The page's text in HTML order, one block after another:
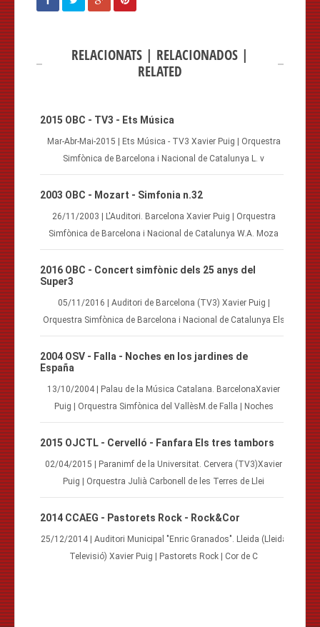
RELACIONATS | RELACIONADOS |
RELATED
2015 OBC - TV3 - Ets Música
Mar-Abr-Mai-2015 | Ets Música - TV3 Xavier Puig | Orquestra
Simfònica de Barcelona i Nacional de Catalunya L. v
2003 OBC - Mozart - Simfonia n.32
26/11/2003 | L'Auditori. Barcelona Xavier Puig | Orquestra
Simfònica de Barcelona i Nacional de Catalunya W.A. Moza
2016 OBC - Concert simfònic dels 25 anys del
Super3
05/11/2016 | Auditori de Barcelona (TV3) Xavier Puig |
Orquestra Simfònica de Barcelona i Nacional de Catalunya Els
2004 OSV - Falla - Noches en los jardines de
España
13/10/2004 | Palau de la Música Catalana. BarcelonaXavier
Puig | Orquestra Simfònica del VallèsM.de Falla | Noches
2015 OJCTL - Cervelló - Fanfara Els tres tambors
02/04/2015 | Paranimf de la Universitat. Cervera (TV3)Xavier
Puig | Orquestra Julià Carbonell de les Terres de Llei
2014 CCAEG - Pastorets Rock - Rock&Cor
25/12/2014 | Auditori Municipal "Enric Granados". Lleida (Lleida
Televisió) Xavier Puig | Pastorets Rock | Cor de C